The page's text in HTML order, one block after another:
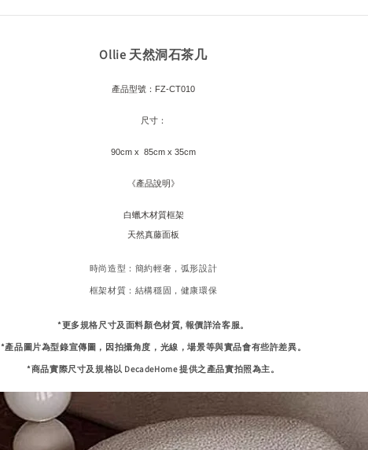
Ollie 天然洞石茶几
產品型號：FZ-CT010
尺寸：
90cm x 85cm x 35cm
《產品說明》
白蠟木材質框架
天然真藤面板
時尚造型：簡約輕奢，弧形設計
框架材質：結構穩固，健康環保
*更多規格尺寸及面料顏色材質, 報價詳洽客服。
*產品圖片為型錄宣傳圖，因拍攝角度，光線，場景等與實品會有些許差異。
*商品實際尺寸及規格以 DecadeHome 提供之產品實拍照為主。